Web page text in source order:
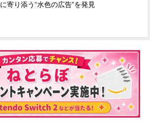
に寄り添う“水色の広告”を発見